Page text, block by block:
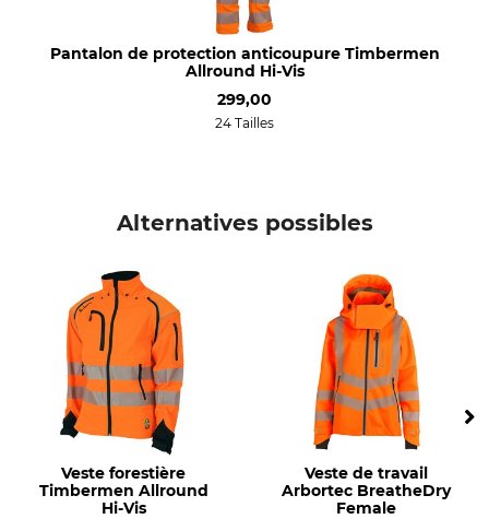
100% Polyester
Garniture
68% Polyester
32% Polyamide
Lavage
Ne pas blanchir
Ne pas sécher au sèche-linge
Ne pas repasser
Ne pas nettoyer à sec
Hommes
Production
Made in Portugal
Couleur
orange
Pantalon de protection anticoupure Timbermen
Allround Hi-Vis
299,00
24 Tailles
Alternatives possibles
Veste forestière
Timbermen Allround
Hi-Vis
Veste de travail
Arbortec BreatheDry
Female